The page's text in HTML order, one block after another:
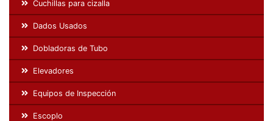
Cuchillas para cizalla
Dados Usados
Dobladoras de Tubo
Elevadores
Equipos de Inspección
Escoplo